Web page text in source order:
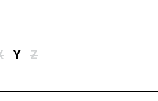
Y Z